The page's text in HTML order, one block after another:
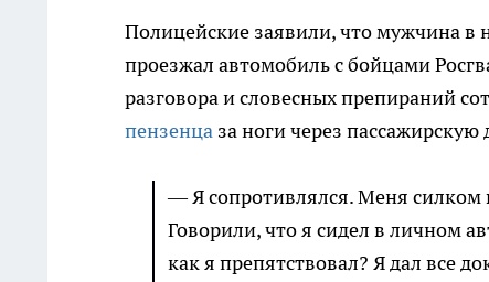
Полицейские заявили, что мужчина в
проезжал автомобиль с бойцами
разговора и словесных препираний
пензенца за ноги через пассажирскую
— Я сопротивлялся. Меня силком
Говорили, что я сидел в личном
как я препятствовал? Я дал все